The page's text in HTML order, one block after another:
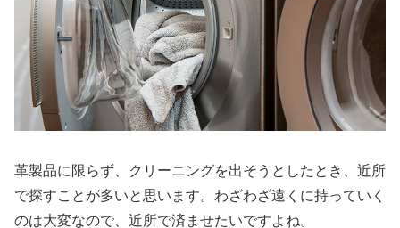
革製品に限らず、クリーニングを出そうとしたとき、近所
で探すことが多いと思います。わざわざ遠くに持っていく
のは大変なので、近所で済ませたいですよね。